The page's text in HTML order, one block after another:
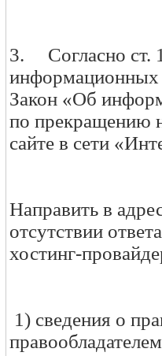
3. Согласно ст.
информационных
Закон «Об
по прекращению
сайте в сети
Направить в
отсутствии
хостинг-
1) сведения о